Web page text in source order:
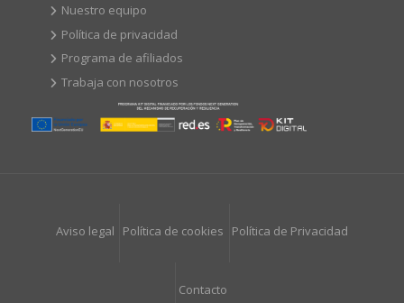
Nuestro equipo
Política de privacidad
Programa de afiliados
Trabaja con nosotros
Aviso legal Política de cookies Política de Privacidad
Contacto